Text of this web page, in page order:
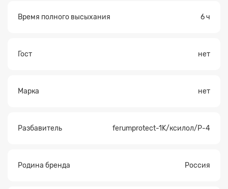
Время полного высыхания 6 ч
Гост нет
Марка нет
Разбавитель ferumprotect-1K/ксилол/Р-4
Родина бренда Россия